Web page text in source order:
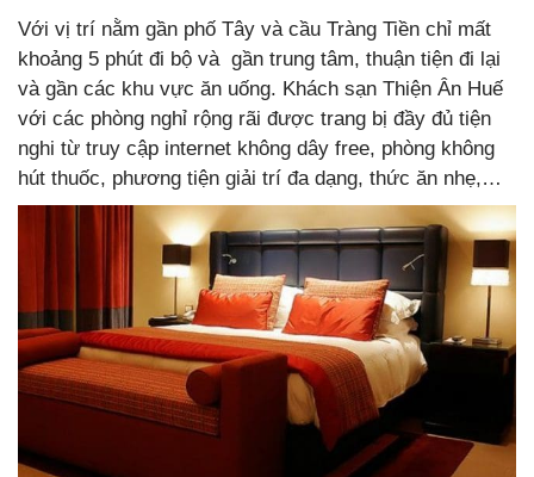
Với vị trí nằm gần phố Tây và cầu Tràng Tiền chỉ mất
khoảng 5 phút đi bộ và gần trung tâm, thuận tiện đi lại
và gần các khu vực ăn uống. Khách sạn Thiện Ân Huế
với các phòng nghỉ rộng rãi được trang bị đầy đủ tiện
nghi từ truy cập internet không dây free, phòng không
hút thuốc, phương tiện giải trí đa dạng, thức ăn nhẹ,…